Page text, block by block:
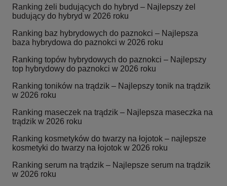
Ranking żeli budujących do hybryd – Najlepszy żel
budujący do hybryd w 2026 roku
Ranking baz hybrydowych do paznokci – Najlepsza
baza hybrydowa do paznokci w 2026 roku
Ranking topów hybrydowych do paznokci – Najlepszy
top hybrydowy do paznokci w 2026 roku
Ranking toników na trądzik – Najlepszy tonik na trądzik
w 2026 roku
Ranking maseczek na trądzik – Najlepsza maseczka na
trądzik w 2026 roku
Ranking kosmetyków do twarzy na łojotok – najlepsze
kosmetyki do twarzy na łojotok w 2026 roku
Ranking serum na trądzik – Najlepsze serum na trądzik
w 2026 roku